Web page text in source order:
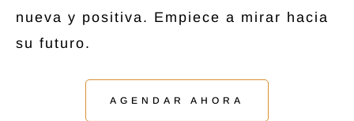
nueva y positiva. Empiece a mirar hacia
su futuro.
AGENDAR AHORA